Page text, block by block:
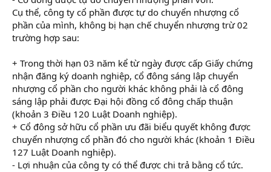
Cụ thể, công ty cổ phần được tự do chuyển nhượng cổ
phần của mình, không bị hạn chế chuyển nhượng trừ 02
trường hợp sau:
+ Trong thời hạn 03 năm kể từ ngày được cấp Giấy chứng
nhận đăng ký doanh nghiệp, cổ đông sáng lập chuyển
nhượng cổ phần cho người khác không phải là cổ đông
sáng lập phải được Đại hội đồng cổ đông chấp thuận
(khoản 3 Điều 120 Luật Doanh nghiệp).
+ Cổ đông sở hữu cổ phần ưu đãi biểu quyết không được
chuyển nhượng cổ phần đó cho người khác (khoản 1 Điều
127 Luật Doanh nghiệp).
- Lợi nhuận của công ty có thể được chi trả bằng cổ tức.